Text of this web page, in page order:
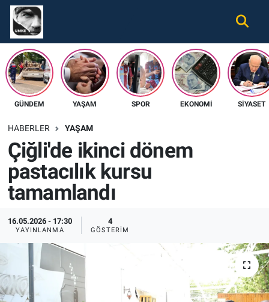
GÜNDEM YAŞAM SPOR EKONOMI SIYASET
HABERLER YAŞAM
Çiğli'de ikinci dönem
pastacılık kursu
tamamlandı
16.05.2026 - 17:30
YAYINLANMA
4
GÖSTERIM
Gündem
Ekonomi
Spor
Tüm Haberler
İletişim
Künye
Nöbetçi Eczaneler
Hava Durumu
Namaz Vakitleri
Süper Lig Puan Durumu ve Fikstür
Tüm Manşetler
Son Dakika Haberleri
Haber Arşivi